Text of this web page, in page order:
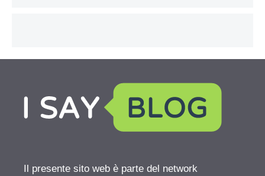
Il presente sito web è parte del network